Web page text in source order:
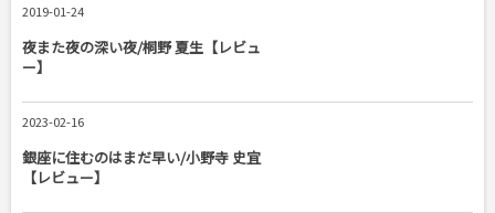
2019-01-24
夜また夜の深い夜/桐野 夏生【レビュ
ー】
2023-02-16
銀座に住むのはまだ早い/小野寺 史宜
【レビュー】